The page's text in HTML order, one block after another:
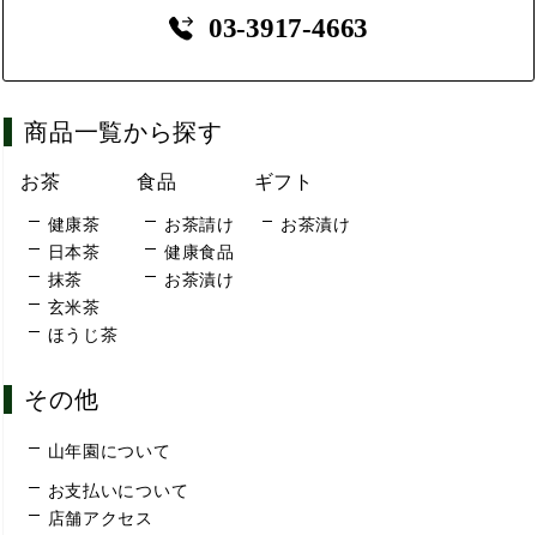
03-3917-4663
商品一覧から探す
お茶
健康茶
日本茶
抹茶
玄米茶
ほうじ茶
食品
お茶請け
健康食品
お茶漬け
ギフト
お茶漬け
その他
山年園について
お支払いについて
店舗アクセス